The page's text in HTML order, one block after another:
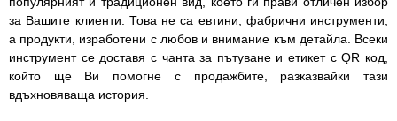
за Вашите клиенти. Това не са евтини, фабрични инструменти,
а продукти, изработени с любов и внимание към детайла. Всеки
инструмент се доставя с чанта за пътуване и етикет с QR код,
който ще Ви помогне с продажбите, разказвайки тази
вдъхновяваща история.